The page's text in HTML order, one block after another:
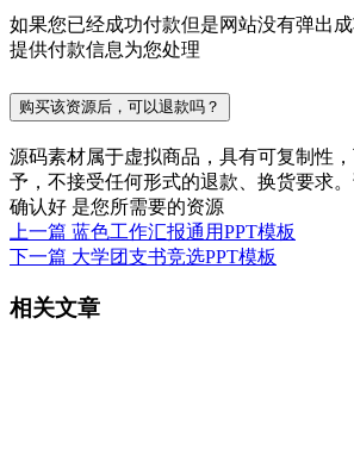
如果您已经成功付款但是网站没有弹出
提供付款信息为您处理
购买该资源后，可以退款吗？
源码素材属于虚拟商品，具有可复制性
予，不接受任何形式的退款、换货要求
确认好 是您所需要的资源
上一篇 蓝色工作汇报通用PPT模板
下一篇 大学团支书竞选PPT模板
相关文章